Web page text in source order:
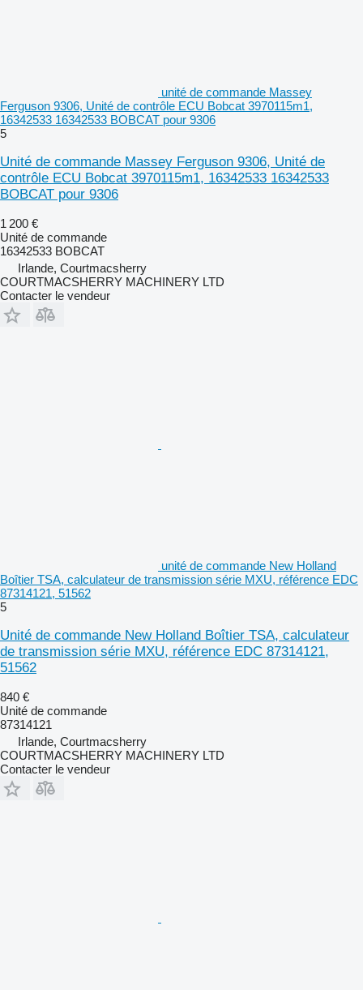
unité de commande Massey
Ferguson 9306, Unité de contrôle ECU Bobcat 3970115m1,
16342533 16342533 BOBCAT pour 9306
5
Unité de commande Massey Ferguson 9306, Unité de
contrôle ECU Bobcat 3970115m1, 16342533 16342533
BOBCAT pour 9306
1 200 €
Unité de commande
16342533 BOBCAT
Irlande, Courtmacsherry
COURTMACSHERRY MACHINERY LTD
Contacter le vendeur
unité de commande New Holland
Boîtier TSA, calculateur de transmission série MXU, référence EDC
87314121, 51562
5
Unité de commande New Holland Boîtier TSA, calculateur
de transmission série MXU, référence EDC 87314121,
51562
840 €
Unité de commande
87314121
Irlande, Courtmacsherry
COURTMACSHERRY MACHINERY LTD
Contacter le vendeur